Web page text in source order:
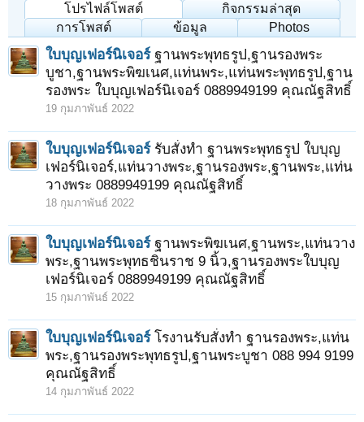
โปรไฟล์โพสต์
กิจกรรมล่าสุด
การโพสต์
ข้อมูล Photos
ใบบุญเฟอร์นิเจอร์ ฐานพระพุทธรูป,ฐานรองพระ
บูชา,ฐานพระพิฆเนศ,แท่นพระ,แท่นพระพุทธรูป,ฐาน
รองพระ ใบบุญเฟอร์นิเจอร์ 0889949199 คุณณัฐสิทธิ์
19 กุมภาพันธ์ 2022
ใบบุญเฟอร์นิเจอร์ รับสั่งทำ ฐานพระพุทธรูป ใบบุญ
เฟอร์นิเจอร์,แท่นวางพระ,ฐานรองพระ,ฐานพระ,แท่น
วางพระ 0889949199 คุณณัฐสิทธิ์
18 กุมภาพันธ์ 2022
ใบบุญเฟอร์นิเจอร์ ฐานพระพิฆเนศ,ฐานพระ,แท่นวาง
พระ,ฐานพระพุทธชินราช 9 นิ้ว,ฐานรองพระใบบุญ
เฟอร์นิเจอร์ 0889949199 คุณณัฐสิทธิ์
15 กุมภาพันธ์ 2022
ใบบุญเฟอร์นิเจอร์ โรงานรับสั่งทำ ฐานรองพระ,แท่น
พระ,ฐานรองพระพุทธรูป,ฐานพระบูชา 088 994 9199
คุณณัฐสิทธิ์
14 กุมภาพันธ์ 2022